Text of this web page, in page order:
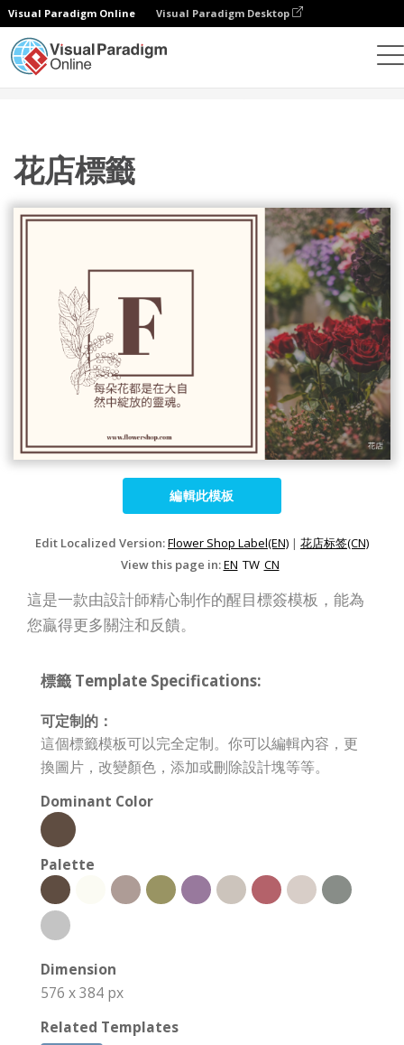
Visual Paradigm Online Visual Paradigm Desktop
花店標籤
編輯此模板
Edit Localized Version:Flower Shop Label(EN) | 花店标签(CN)
View this page in:EN TW CN
這是一款由設計師精心制作的醒目標簽模板，能為
您贏得更多關注和反饋。
標籤 Template Specifications:
可定制的：
這個標籤模板可以完全定制。你可以編輯內容，更
換圖片，改變顏色，添加或刪除設計塊等等。
Dominant Color
Palette
Dimension
576 x 384 px
Related Templates